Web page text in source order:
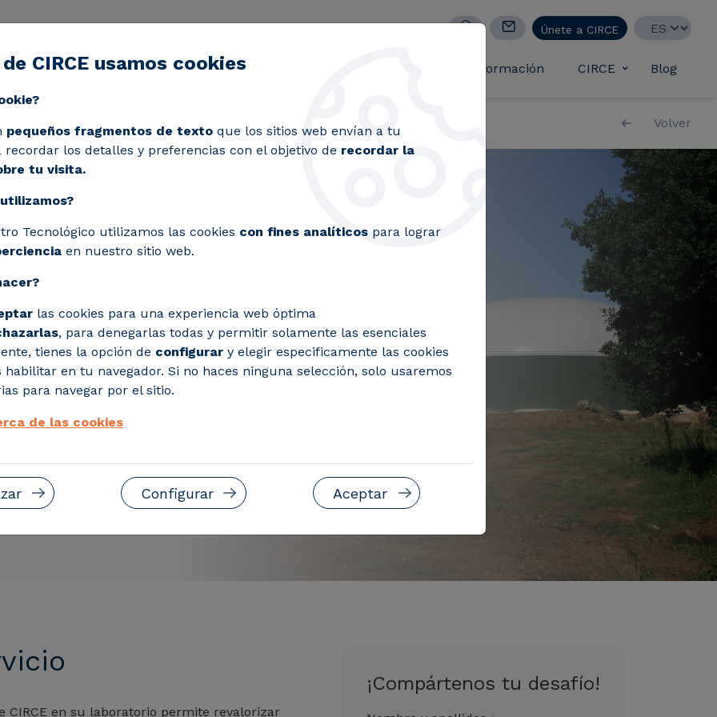
Únete a CIRCE Select your
Servicios Laboratorios Formación CIRCE
Toggle
Blog
valorización por procesos térmicos Volver
en su laboratorio
y gasificación con
CIRCE en su laboratorio permite revalorizar
¡Compártenos tu desafío!
CIRCE usamos cookies
pequeños fragmentos de textoque los sitios web envían a tu
recordar los detalles y preferencias con el objetivo de recordar la
tu visita.
Tecnológico utilizamos las cookies con fines analíticospara lograr
en nuestro sitio web.
las cookies para una experiencia web óptima
, para denegarlas todas y permitir solamente las esenciales
tienes la opción de configurary elegir especificamente las cookies
habilitar en tu navegador. Si no haces ninguna selección, solo usaremos
para navegar por el sitio.
de las cookies
Configurar Aceptar